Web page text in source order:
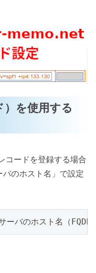
を使用する
コードを登録する場合
のホスト名」で設定